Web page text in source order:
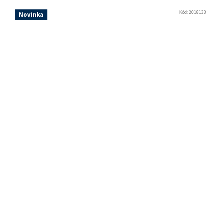
Novinka Kód:2018133